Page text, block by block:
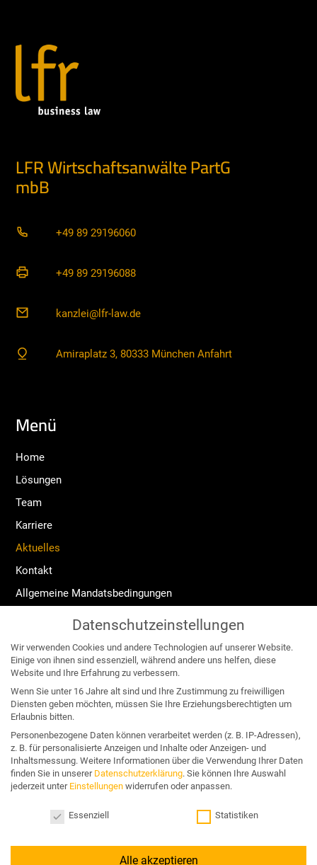
LFR Wirtschaftsanwälte PartG
mbB
+49 89 29196060
+49 89 29196088
kanzlei@lfr-law.de
Amiraplatz 3, 80333 München Anfahrt
Menü
Home
Lösungen
Team
Karriere
Aktuelles
Kontakt
Allgemeine Mandatsbedingungen
Datenschutzerklärung
Angebote für:
Unternehmen & Organisation
Business & Wettbewerb
Konflikt & Krise
Datenschutzeinstellungen
Wir verwenden Cookies und andere Technologien auf unserer Website.
Einige von ihnen sind essenziell, während andere uns helfen, diese
Website und Ihre Erfahrung zu verbessern.
Wenn Sie unter 16 Jahre alt sind und Ihre Zustimmung zu freiwilligen
Diensten geben möchten, müssen Sie Ihre Erziehungsberechtigten um
Erlaubnis bitten.
Personenbezogene Daten können verarbeitet werden (z. B. IP-Adressen),
z. B. für personalisierte Anzeigen und Inhalte oder Anzeigen- und
Inhaltsmessung. Weitere Informationen über die Verwendung Ihrer Daten
finden Sie in unserer Datenschutzerklärung. Sie können Ihre Auswahl
jederzeit unter Einstellungen widerrufen oder anpassen.
Essenziell
Statistiken
Alle akzeptieren